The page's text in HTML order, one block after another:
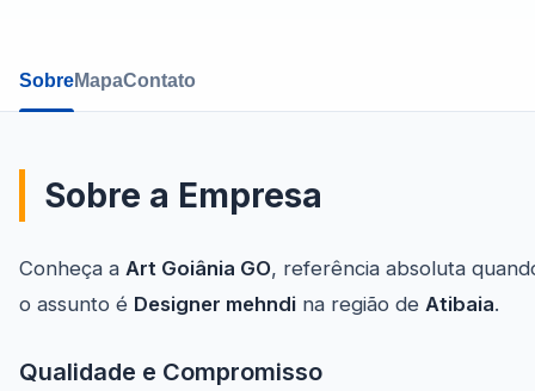
SobreMapaContato
Sobre a Empresa
Conheça a Art Goiânia GO, referência absoluta
o assunto é Designer mehndi na região de Atibaia.
Qualidade e Compromisso